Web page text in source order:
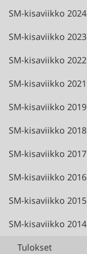
SM-kisaviikko 2024
SM-kisaviikko 2023
SM-kisaviikko 2022
SM-kisaviikko 2021
SM-kisaviikko 2019
SM-kisaviikko 2018
SM-kisaviikko 2017
SM-kisaviikko 2016
SM-kisaviikko 2015
SM-kisaviikko 2014
Tulokset